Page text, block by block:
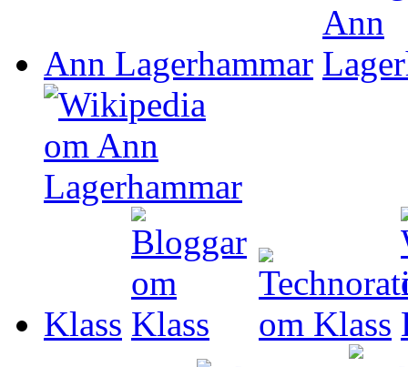
Ann Lagerhammar
Klass